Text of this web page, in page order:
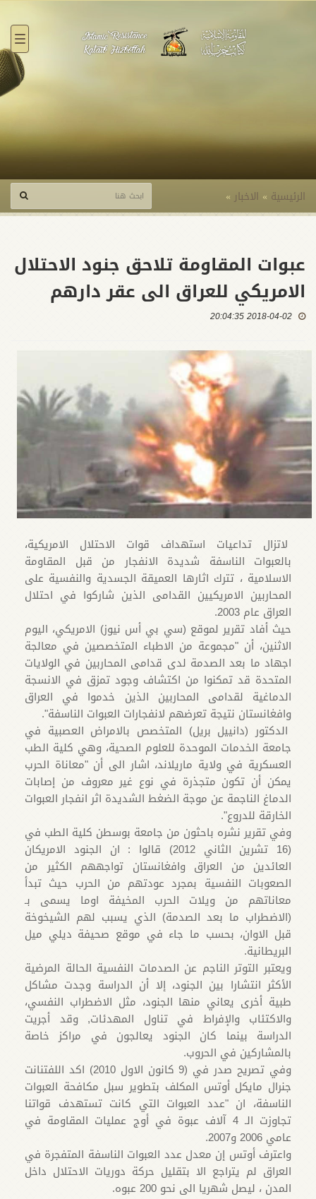
الرئيسية » الاخبار »
عبوات المقاومة تلاحق جنود الاحتلال
الامريكي للعراق الى عقر دارهم
2018-04-02 20:04:35
لاتزال تداعيات استهداف قوات الاحتلال الامريكية،
بالعبوات الناسفة شديدة الانفجار من قبل المقاومة
الاسلامية ، تترك اثارها العميقة الجسدية والنفسية على
المحاربين الامريكيين القدامى الذين شاركوا في احتلال
العراق عام 2003.
حيث أفاد تقرير لموقع (سي بي أس نيوز) الامريكي، اليوم
الاثنين، أن "مجموعة من الاطباء المتخصصين في معالجة
اجهاد ما بعد الصدمة لدى قدامى المحاربين في الولايات
المتحدة قد تمكنوا من اكتشاف وجود تمزق في الانسجة
الدماغية لقدامى المحاربين الذين خدموا في العراق
وافغانستان نتيجة تعرضهم لانفجارات العبوات الناسفة".
الدكتور (دانييل بريل) المتخصص بالامراض العصبية في
جامعة الخدمات الموحدة للعلوم الصحية، وهي كلية الطب
العسكرية في ولاية ماريلاند، اشار الى أن "معاناة الحرب
يمكن أن تكون متجذرة في نوع غير معروف من إصابات
الدماغ الناجمة عن موجة الضغط الشديدة اثر انفجار العبوات
الخارقة للدروع".
وفي تقرير نشره باحثون من جامعة بوسطن كلية الطب في
(16 تشرين الثاني 2012) قالوا : ان الجنود الامريكان
العائدين من العراق وافغانستان تواجههم الكثير من
الصعوبات النفسية بمجرد عودتهم من الحرب حيث تبدأ
معاناتهم من ويلات الحرب المخيفة اوما يسمى بـ
(الاضطراب ما بعد الصدمة) الذي يسبب لهم الشيخوخة
قبل الاوان، بحسب ما جاء في موقع صحيفة ديلي ميل
البريطانية.
ويعتبر التوتر الناجم عن الصدمات النفسية الحالة المرضية
الأكثر انتشارا بين الجنود، إلا أن الدراسة وجدت مشاكل
طبية أخرى يعاني منها الجنود، مثل الاضطراب النفسي،
والاكتئاب والإفراط في تناول المهدئات, وقد أجريت
الدراسة بينما كان الجنود يعالجون في مراكز خاصة
بالمشاركين في الحروب.
وفي تصريح صدر في (9 كانون الاول 2010) اكد اللفتنانت
جنرال مايكل أوتس المكلف بتطوير سبل مكافحة العبوات
الناسفة، ان "عدد العبوات التي كانت تستهدف قواتنا
تجاوزت الـ 4 آلاف عبوة في أوج عمليات المقاومة في
عامي 2006 و2007.
واعترف أوتس إن معدل عدد العبوات الناسفة المتفجرة في
العراق لم يتراجع الا بتقليل حركة دوريات الاحتلال داخل
المدن ، ليصل شهريا الى نحو 200 عبوه.